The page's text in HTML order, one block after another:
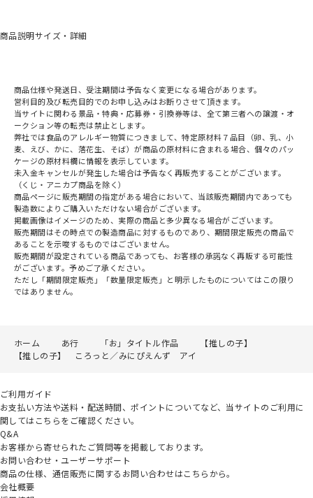
商品説明サイズ・詳細
商品仕様や発送日、受注期間は予告なく変更になる場合があります。
営利目的及び転売目的でのお申し込みはお断りさせて頂きます。
当サイトに関わる景品・特典・応募券・引換券等は、全て第三者への譲渡・オ
ークション等の転売は禁止とします。
弊社では食品のアレルギー物質につきまして、特定原材料７品目（卵、乳、小
麦、えび、かに、落花生、そば）が商品の原材料に含まれる場合、個々のパッ
ケージの原材料欄に情報を表示しています。
未入金キャンセルが発生した場合は予告なく再販売することがございます。
（くじ・アニカプ商品を除く）
商品ページに販売期間の指定がある場合において、当該販売期間内であっても
製造数によりご購入いただけない場合がございます。
掲載画像はイメージのため、実際の商品と多少異なる場合がございます。
販売期間はその時点での製造商品に対するものであり、期間限定販売の商品で
あることを示唆するものではございません。
販売期間が設定されている商品であっても、お客様の承諾なく再販する可能性
がございます。予めご了承ください。
ただし「期間限定販売」「数量限定販売」と明示したものについてはこの限り
ではありません。
ホーム あ行 「お」タイトル作品
【推しの子】
【推しの子】 ころっと／みにぴえんず アイ
ご利用ガイド
お支払い方法や送料・配送時間、ポイントについてなど、当サイトのご利用に
関してはこちらをご確認ください。
Q&A
お客様から寄せられたご質問等を掲載しております。
お問い合わせ・ユーザーサポート
商品の仕様、通信販売に関するお問い合わせはこちらから。
会社概要